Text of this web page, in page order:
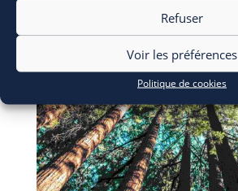
Refuser
Voir les préférences
Politique de cookies